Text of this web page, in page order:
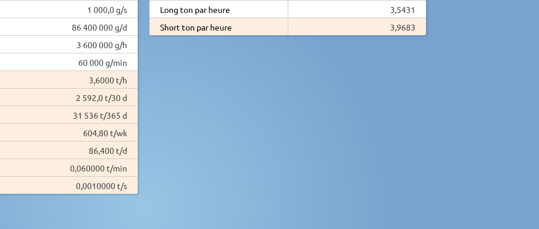
1 000,0 g/s
86 400 000 g/d
3 600 000 g/h
60 000 g/min
3,6000 t/h
2 592,0 t/30 d
31 536 t/365 d
604,80 t/wk
86,400 t/d
0,060000 t/min
0,0010000 t/s
Long ton par heure
3,5431
Short ton par heure
3,9683